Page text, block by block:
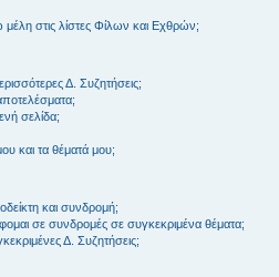
στις λίστες Φίλων και Εχθρών;
Δ. Συζητήσεις;
σελίδα;
και τα θέματά μου;
και συνδρομή;
σε συνδρομές σε συγκεκριμένα θέματα;
Δ. Συζητήσεις;